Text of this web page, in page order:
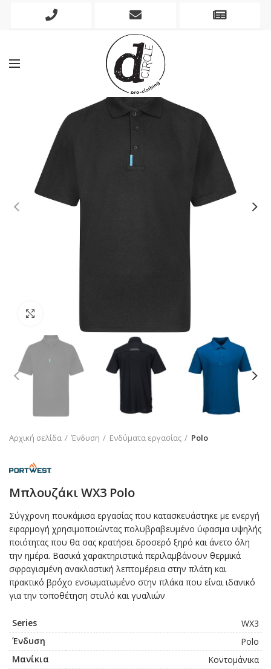
Phone
Mobile
Αρχική σελίδα Ένδυση Ενδύματα εργασίας Polo
Μπλουζάκι WX3 Polo
Σύγχρονη πουκάμισα εργασίας που κατασκευάστηκε με ενεργή
εφαρμογή χρησιμοποιώντας πολυβραβευμένο ύφασμα υψηλής
ποιότητας που θα σας κρατήσει δροσερό ξηρό και άνετο όλη
την ημέρα. Βασικά χαρακτηριστικά περιλαμβάνουν θερμικά
σφραγισμένη ανακλαστική λεπτομέρεια στην πλάτη και
πρακτικό βρόχο ενσωματωμένο στην πλάκα που είναι ιδανικό
για την τοποθέτηση στυλό και γυαλιών
Series
WX3
Ένδυση
Polo
Μανίκια
Κοντομάνικα